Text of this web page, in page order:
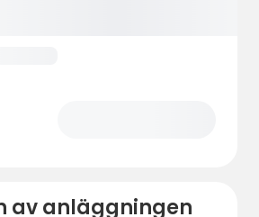
- tallar, olivträd och
av anläggningen